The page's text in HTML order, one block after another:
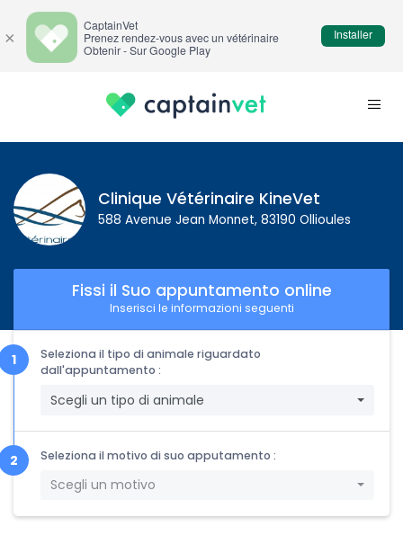
Clinique Vétérinaire KineVet
588 Avenue Jean Monnet, 83190 Ollioules
Fissi il Suo appuntamento online
Inserisci le informazioni seguenti
Seleziona il tipo di animale riguardato
dall'appuntamento :
Scegli un tipo di animale
Seleziona il motivo di suo apputamento :
Scegli un motivo
×
CaptainVet
Prenez rendez-vous avec un vétérinaire
Obtenir - Sur Google Play
Installer